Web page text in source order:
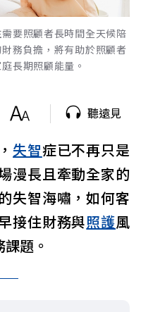
要照顧者長時間全天候陪
務負擔，將有助於照顧者
長期照顧能量。
聽遠見
失智症已不再只是
漫長且牽動全家的
失智海嘯，如何客
接住財務與照護風
題。